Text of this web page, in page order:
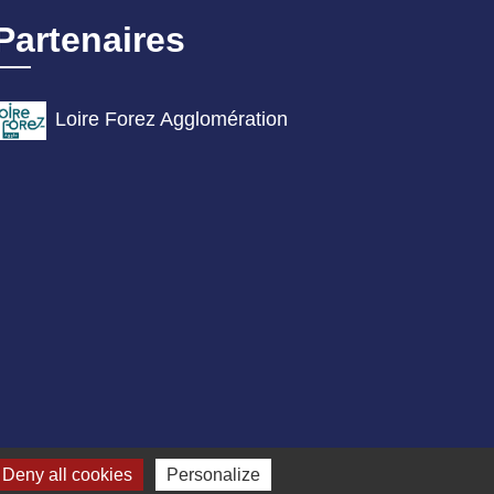
Loire Forez Agglomération
Deny all cookies Personalize